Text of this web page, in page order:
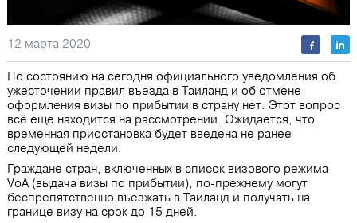
12 марта 2020
По состоянию на сегодня официального уведомления об
ужесточении правил въезда в Таиланд и об отмене
оформления визы по прибытии в страну нет. Этот вопрос
всё еще находится на рассмотрении. Ожидается, что
временная приостановка будет введена не ранее
следующей недели.
Граждане стран, включенных в список визового режима
VoA (выдача визы по прибытии), по-прежнему могут
беспрепятственно въезжать в Таиланд и получать на
границе визу на срок до 15 дней.